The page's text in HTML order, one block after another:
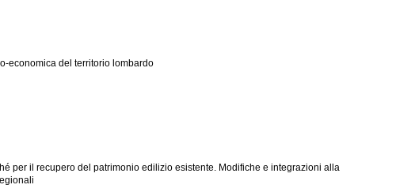
economica del territorio lombardo
per il recupero del patrimonio edilizio esistente. Modifiche e integrazioni alla